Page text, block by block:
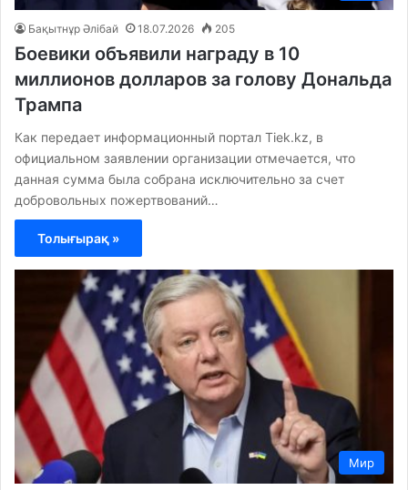
Бақытнұр Әлібай 18.07.2026 205
Боевики объявили награду в 10
миллионов долларов за голову Дональда
Трампа
Как передает информационный портал Tiek.kz, в
официальном заявлении организации отмечается, что
данная сумма была собрана исключительно за счет
добровольных пожертвований…
Толығырақ »
Мир